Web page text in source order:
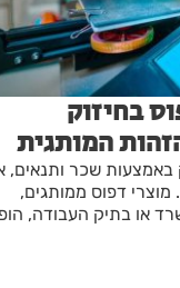
בחיזוק
המותגית
באמצעות שכר ותנאים,
מוצרי דפוס ממותגים,
או בתיק העבודה,
כאשר החוויה